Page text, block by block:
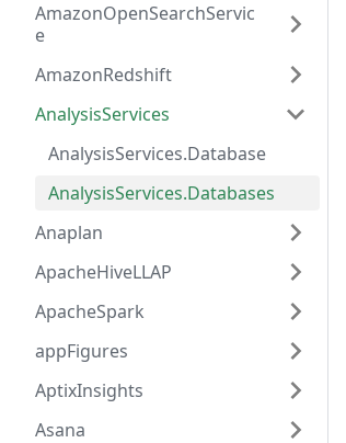
AmazonOpenSearchServic
e
AmazonRedshift
AnalysisServices
AnalysisServices.Database
AnalysisServices.Databases
Anaplan
ApacheHiveLLAP
ApacheSpark
appFigures
AptixInsights
Asana